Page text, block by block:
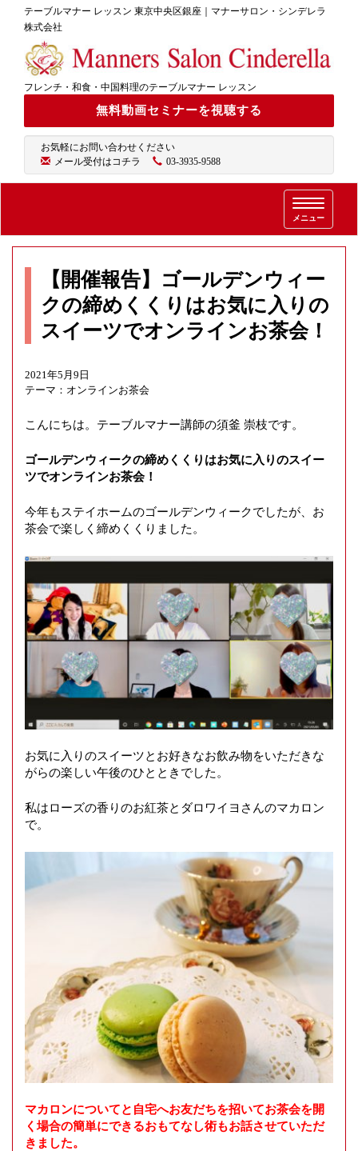
テーブルマナー レッスン 東京中央区銀座｜マナーサロン・シンデレラ
株式会社
フレンチ・和食・中国料理のテーブルマナー レッスン
無料動画セミナーを視聴する
お気軽にお問い合わせください
メール受付はコチラ
03-3935-9588
T
o
g
n
n
メニュー
【開催報告】ゴールデンウィー
クの締めくくりはお気に入りの
スイーツでオンラインお茶会！
2021年5月9日
テーマ： オンラインお茶会
こんにちは。テーブルマナー講師の須釜 崇枝です。
ゴールデンウィークの締めくくりはお気に入りのスイー
ツでオンラインお茶会！
今年もステイホームのゴールデンウィークでしたが、お
茶会で楽しく締めくくりました。
お気に入りのスイーツとお好きなお飲み物をいただきな
がらの楽しい午後のひとときでした。
私はローズの香りのお紅茶とダロワイヨさんのマカロン
で。
マカロンについてと自宅へお友だちを招いてお茶会を開
く場合の簡単にできるおもてなし術もお話させていただ
きました。